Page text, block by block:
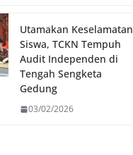
Utamakan Keselamatan
Siswa, TCKN Tempuh
Audit Independen di
Tengah Sengketa
Gedung
03/02/2026